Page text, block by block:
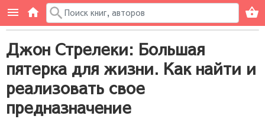
Джон Стрелеки: Большая
пятерка для жизни. Как найти и
реализовать свое
предназначение